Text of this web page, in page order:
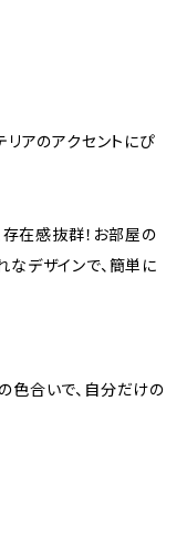
リアのアクセントにぴ
在感抜群！お部屋の
なデザインで、簡単に
色合いで、自分だけの